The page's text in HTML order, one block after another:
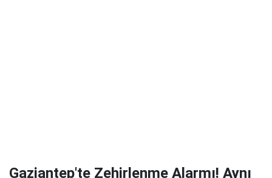
Gaziantep'te Zehirlenme Alarmı! Aynı